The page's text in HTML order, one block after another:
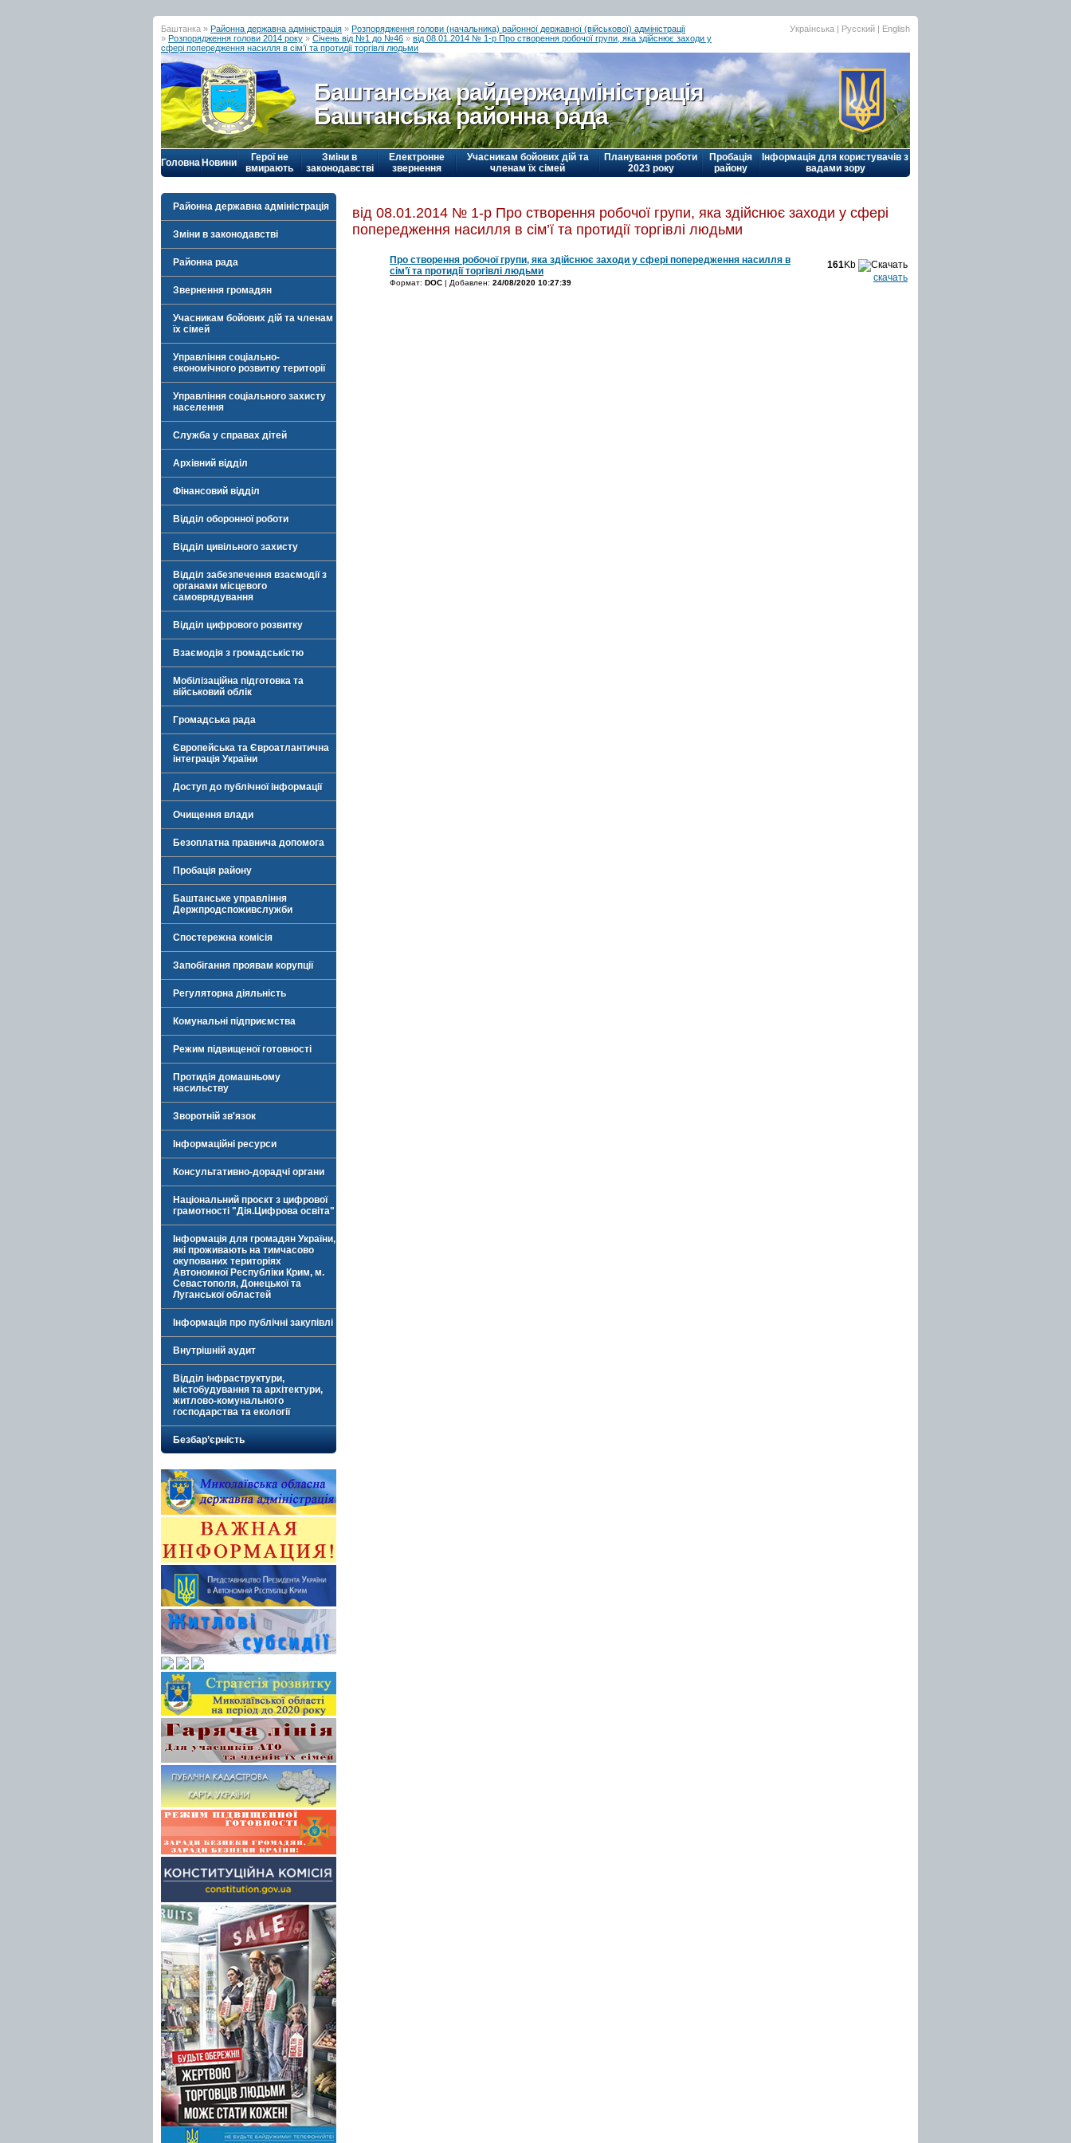
Баштанка » Районна державна адміністрація » Розпорядження голови (начальника) районної державної (військової) адміністрації
» Розпорядження голови 2014 року » Січень від №1 до №46 » від 08.01.2014 № 1-р Про створення робочої групи, яка здійснює заходи у
сфері попередження насилля в сім’ї та протидії торгівлі людьми
Українська | Русский | English
Баштанська райдержадміністрація
Баштанська районна рада
Головна Новини
Герої не
вмирають
Зміни в
законодавстві
Електронне
звернення
Учасникам бойових дій та
членам їх сімей
Планування роботи
2023 року
Пробація
району
Інформація для користувачів з
вадами зору
Районна державна адміністрація
Зміни в законодавстві
Районна рада
Звернення громадян
Учасникам бойових дій та членам
їх сімей
Управління соціально-
економічного розвитку території
Управління соціального захисту
населення
Служба у справах дітей
Архівний відділ
Фінансовий відділ
Відділ оборонної роботи
Відділ цивільного захисту
Відділ забезпечення взаємодії з
органами місцевого
самоврядування
Відділ цифрового розвитку
Взаємодія з громадськістю
Мобілізаційна підготовка та
військовий облік
Громадська рада
Європейська та Євроатлантична
інтеграція України
Доступ до публічної інформації
Очищення влади
Безоплатна правнича допомога
Пробація району
Баштанське управління
Держпродспоживслужби
Спостережна комісія
Запобігання проявам корупції
Регуляторна діяльність
Комунальні підприємства
Режим підвищеної готовності
Протидія домашньому
насильству
Зворотній зв'язок
Інформаційні ресурси
Консультативно-дорадчі органи
Національний проєкт з цифрової
грамотності "Дія.Цифрова освіта"
Інформація для громадян України,
які проживають на тимчасово
окупованих територіях
Автономної Республіки Крим, м.
Севастополя, Донецької та
Луганської областей
Інформація про публічні закупівлі
Внутрішній аудит
Відділ інфраструктури,
містобудування та архітектури,
житлово-комунального
господарства та екології
Безбар’єрність
від 08.01.2014 № 1-р Про створення робочої групи, яка здійснює заходи у сфері
попередження насилля в сім’ї та протидії торгівлі людьми
Про створення робочої групи, яка здійснює заходи у сфері попередження насилля в
сім’ї та протидії торгівлі людьми
Формат: DOC | Добавлен: 24/08/2020 10:27:39
161Kb
скачать